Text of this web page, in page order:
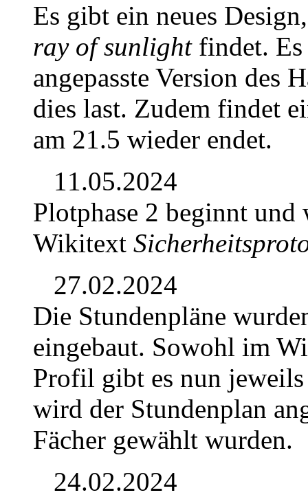
Es gibt ein neues
ray of sunlightfindet. Es
angepasste Version des
dies last. Zudem findet
am 21.5 wieder endet.
11.05.2024
Plotphase 2 beginnt und
Wikitext
27.02.2024
Die Stundenpläne
eingebaut. Sowohl im
Profil gibt es nun
wird der Stundenplan
Fächer gewählt wurden.
24.02.2024